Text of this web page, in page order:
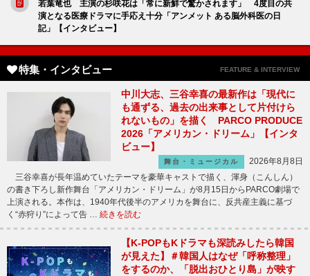
若葉竜也 主演の杉咲花は「常に新鮮で驚かされます」 4度目の共
演となる医療ドラマに手応え十分「アンメット ある脳外科医の日
記」【インタビュー】
特集・インタビュー FEATURE & INTERVIEW
中川大志、三谷幸喜の最新作は「現代に
も通ずる、過去の出来事として片付けら
れないもの」を描く PARCO PRODUCE
2026「アメリカン・ドリーム」【インタ
ビュー】
舞台・ミュージカル
2026年8月8日
三谷幸喜が長年温めていたテーマを豪華キャストで描く、渾身（こんしん）
の書き下ろし新作舞台「アメリカン・ドリーム」が8月15日からPARCO劇場で
上演される。本作は、1940年代後半のアメリカを舞台に、反共産主義に基づ
く“赤狩り”によって告 … 続きを読む
【K-POPもKドラマも深読みしたら韓国
が見えた】＃韓国人はなぜ「呼称整理」
をするのか、「脱出おひとり島」が映す